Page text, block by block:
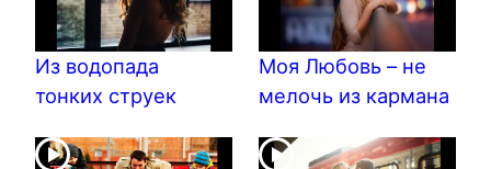
Из водопада
тонких струек
Моя Любовь – не
мелочь из кармана